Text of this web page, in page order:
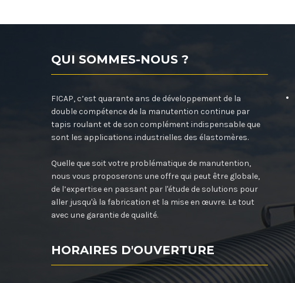
QUI SOMMES-NOUS ?
FICAP, c’est quarante ans de développement de la
double compétence de la manutention continue par
tapis roulant et de son complément indispensable que
sont les applications industrielles des élastomères.
Quelle que soit votre problématique de manutention,
nous vous proposerons une offre qui peut être globale,
de l’expertise en passant par l'étude de solutions pour
aller jusqu'à la fabrication et la mise en œuvre. Le tout
avec une garantie de qualité.
HORAIRES D'OUVERTURE